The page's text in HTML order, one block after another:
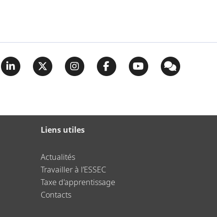
Liens utiles
Actualités
Travailler à l’ESSEC
Taxe d'apprentissage
Contacts